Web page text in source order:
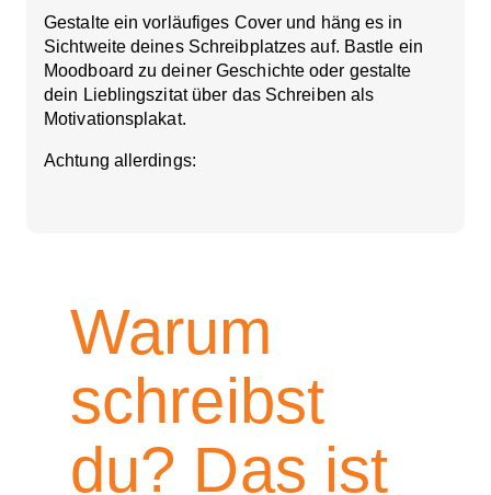
Gestalte ein vorläufiges Cover und häng es in
Sichtweite deines Schreibplatzes auf. Bastle ein
Moodboard zu deiner Geschichte oder gestalte
dein Lieblingszitat über das Schreiben als
Motivationsplakat.
Achtung allerdings:
Warum
schreibst
du? Das ist